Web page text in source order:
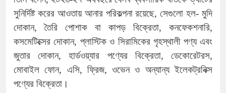
সুনির্দিষ্ট করের আওতায় আনার পরিকল্পনা রয়েছে, সেগুলো হল- মুদি
দোকান, তৈরি পোশাক বা কাপড় বিক্রেতা, কনফেকশনারি,
কসমেটিক্সের দোকান, প্লাস্টিক ও সিরামিকের গৃহস্থালী পণ্য এবং
জুতার দোকান, হার্ডওয়্যার পণ্যের বিক্রেতা, ডেকোরেটরস,
মোবাইল ফোন, এসি, ফ্রিজ, ওভেন ও অন্যান্য ইলেকট্রনিক্স
পণ্যের বিক্রেতা।